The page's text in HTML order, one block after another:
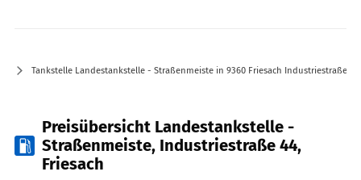
Tankstelle Landestankstelle - Straßenmeiste in 9360 Friesach Industriestraße 44
Preisübersicht Landestankstelle -
Straßenmeiste, Industriestraße 44,
Friesach